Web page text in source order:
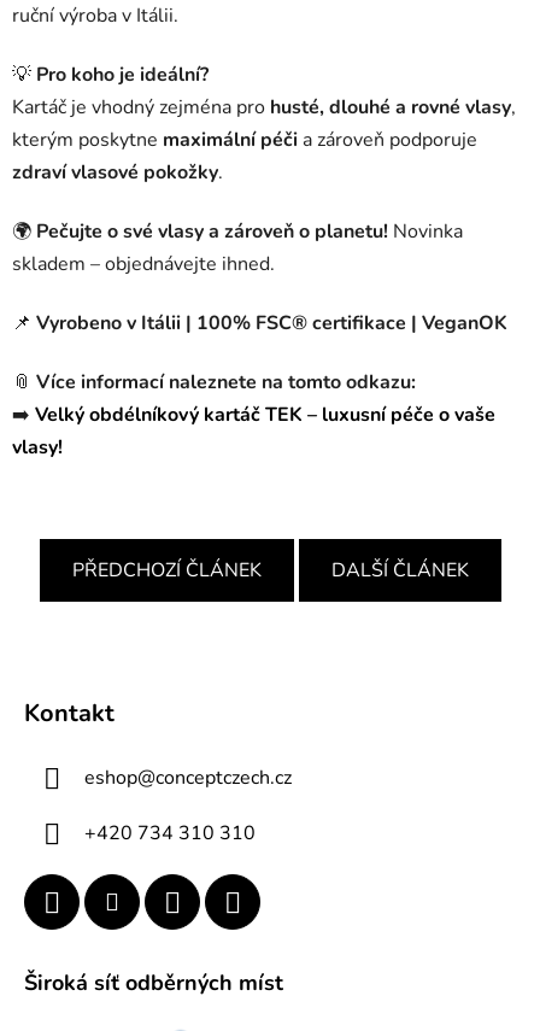
ruční výroba v Itálii.
💡 Pro koho je ideální?
Kartáč je vhodný zejména pro husté, dlouhé a rovné vlasy,
kterým poskytne maximální péči a zároveň podporuje
zdraví vlasové pokožky.
🌍 Pečujte o své vlasy a zároveň o planetu! Novinka
skladem – objednávejte ihned.
📌 Vyrobeno v Itálii | 100% FSC® certifikace | VeganOK
📎 Více informací naleznete na tomto odkazu:
➡️ Velký obdélníkový kartáč TEK – luxusní péče o vaše
vlasy!
PŘEDCHOZÍ ČLÁNEK DALŠÍ ČLÁNEK
Kontakt
eshop@conceptczech.cz
+420 734 310 310
Široká síť odběrných míst